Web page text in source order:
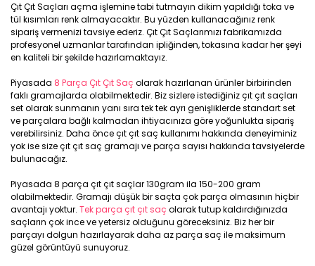
Çıt Çıt Saçları açma işlemine tabi tutmayın dikim yapıldığı toka ve
tül kısımları renk almayacaktır. Bu yüzden kullanacağınız renk
sipariş vermenizi tavsiye ederiz. Çıt Çıt Saçlarımızı fabrikamızda
profesyonel uzmanlar tarafından ipliğinden, tokasına kadar her şeyi
en kaliteli bir şekilde hazırlamaktayız.
Piyasada 8 Parça Çıt Çıt Saç olarak hazırlanan ürünler birbirinden
faklı gramajlarda olabilmektedir. Biz sizlere istediğiniz çıt çıt saçları
set olarak sunmanın yanı sıra tek tek ayrı genişliklerde standart set
ve parçalara bağlı kalmadan ihtiyacınıza göre yoğunlukta sipariş
verebilirsiniz. Daha önce çıt çıt saç kullanımı hakkında deneyiminiz
yok ise size çıt çıt saç gramajı ve parça sayısı hakkında tavsiyelerde
bulunacağız.
Piyasada 8 parça çıt çıt saçlar 130gram ila 150-200 gram
olabilmektedir. Gramajı düşük bir saçta çok parça olmasının hiçbir
avantajı yoktur. Tek parça çıt çıt saç olarak tutup kaldırdığınızda
saçların çok ince ve yetersiz olduğunu göreceksiniz. Biz her bir
parçayı dolgun hazırlayarak daha az parça saç ile maksimum
güzel görüntüyü sunuyoruz.